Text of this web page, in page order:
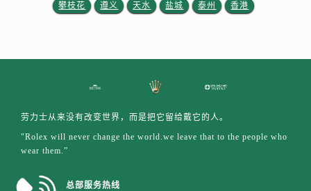
攀枝花 遵义 天水 盐城 泰州 香港
劳力士从来没有改变世界，而是把它留给戴它的人。
"Rolex will never change the world.we leave that to the people who
wear them.”
总部服务热线